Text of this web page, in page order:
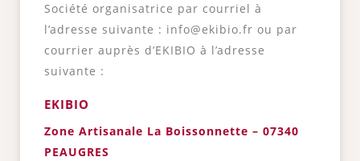
Société organisatrice par courriel à
l’adresse suivante : info@ekibio.fr ou par
courrier auprès d’EKIBIO à l’adresse
suivante :
EKIBIO
Zone Artisanale La Boissonnette – 07340
PEAUGRES